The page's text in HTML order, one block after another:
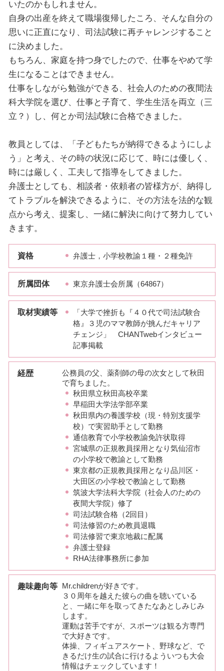
いたのかもしれません。
自身の出産を終えて職場復帰したころ、そんな自分の
思いに正直になり、司法試験に再チャレンジすること
に決めました。
もちろん、家庭を持つ身でしたので、仕事をやめて学
生になることはできません。
仕事をしながら勉強ができる、社会人のための夜間法
科大学院を選び、仕事と子育て、学生生活を両立（三
立？）し、何とか司法試験に合格できました。
教員としては、「子どもたちが納得できるようにしよ
う」と考え、その時の状況に応じて、時には優しく、
時には厳しく、工夫して指導をしてきました。
弁護士としても、相談者・依頼者の皆様方が、納得し
てトラブルを解決できるように、その方法を法的な観
点から考え、提案し、一緒に解決に向けて努力してい
きます。
資格 弁護士，小学校教諭１種・２種免許
所属団体 東京弁護士会所属（64867）
取材実績等
「大学で挫折も『４０代で司法試験合
格』３児のママ教師が挑んだキャリア
チェンジ」 CHANTwebインタビュー
記事掲載
経歴
公務員の父、薬剤師の母の次女として秋田
で育ちました。
秋田県立秋田高校卒業
早稲田大学法学部卒業
秋田県内の養護学校（現・特別支援学
校）で実習助手として勤務
通信教育で小学校教諭免許状取得
宮城県の正規教員採用となり気仙沼市
の小学校で教諭として勤務
東京都の正規教員採用となり品川区・
大田区の小学校で教諭として勤務
筑波大学法科大学院（社会人のための
夜間大学院）修了
司法試験合格（2回目）
司法修習のため教員退職
司法修習で東京地裁に配属
弁護士登録
RHA法律事務所に参加
趣味趣向等
Mr.childrenが好きです。
３０周年を越えた彼らの曲を聴いている
と、一緒に年を取ってきたなあとしみじみ
します。
運動は苦手ですが、スポーツは観る方専門
で大好きです。
体操、フィギュアスケート、野球など、で
きるだけ生の試合に行けるよういつも大会
情報はチェックしています！